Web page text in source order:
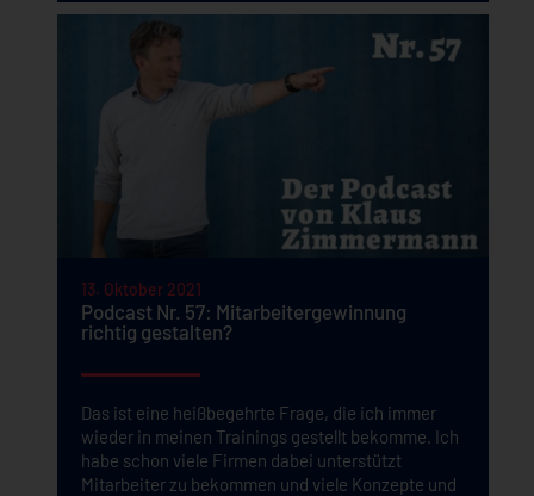
13. Oktober 2021
Podcast Nr. 57: Mitarbeitergewinnung
richtig gestalten?
Das ist eine heißbegehrte Frage, die ich immer
wieder in meinen Trainings gestellt bekomme. Ich
habe schon viele Firmen dabei unterstützt
Mitarbeiter zu bekommen und viele Konzepte und